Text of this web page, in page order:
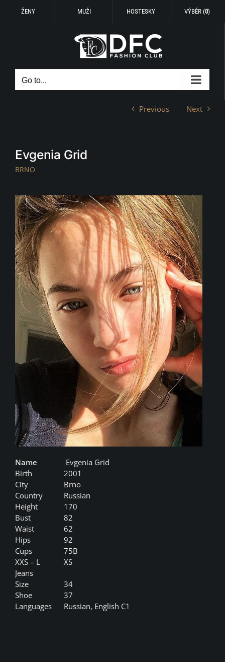
ŽENY MUŽI HOSTESKY VÝBĚR (0)
Go to...
Previous Next
Evgenia Grid
BRNO
Name
Evgenia Grid
Birth
2001
City
Brno
Country
Russian
Height
170
Bust
82
Waist
62
Hips
92
Cups
75B
XXS – L
XS
Jeans
Size
34
Shoe
37
Languages
Russian, English C1